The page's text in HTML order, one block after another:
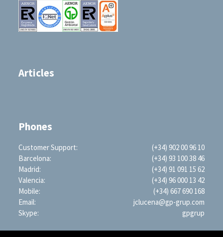
Articles
Phones
Customer Support:
(+34) 902 00 96 10
Barcelona:
(+34) 93 100 38 46
Madrid:
(+34) 91 091 15 62
Valencia:
(+34) 96 000 13 42
Mobile:
(+34) 667 690 168
Email:
jclucena@gp-grup.com
Skype:
gpgrup